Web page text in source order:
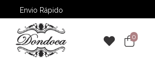
Envio Rápido
➚ Ofertas– Até 60% OFF
0